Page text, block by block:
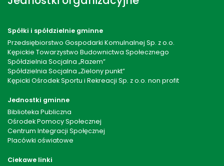
Spółki i spółdzielnie gminne
Przedsiębiorstwo Gospodarki Komulnalnej Sp. z o.o.
Kępickie Towarzystwo Budownictwa Społecznego
Spółdzielnia Socjalna „Razem”
Spółdzielnia Socjalna „Zielony punkt”
Kępicki Ośrodek Sportu i Rekreacji Sp. z o.o. non profit
Jednostki gminne
Biblioteka Publiczna
Ośrodek Pomocy Społecznej
Centrum Integracji Społęcznej
Placówki oświatowe
Ciekawe linki